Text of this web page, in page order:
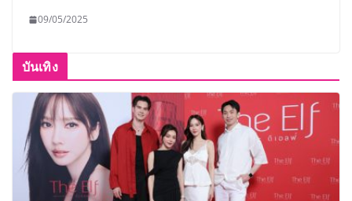
09/05/2025
บันเทิง